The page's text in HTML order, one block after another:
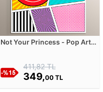
Not Your Princess - Pop Art
411,82 TL
349,00 TL